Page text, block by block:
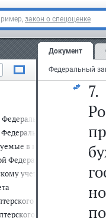
закон о спецоценке
закона
закона
в настоящем
Федерации о
учету (ст.ст. 5 - 19)
учета
учета
Документ